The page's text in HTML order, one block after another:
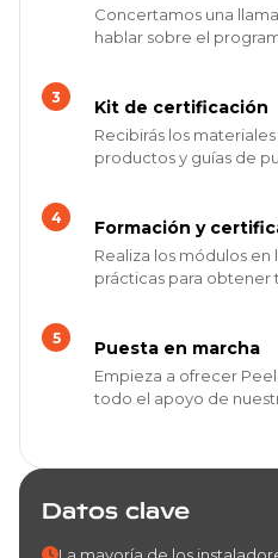
Concertamos una
hablar sobre el
Kit de certificación
Recibirás los
productos y guías de
Formación y
Realiza los módulos en
prácticas para obtener
Puesta en marcha
Empieza a ofrecer
todo el apoyo de
Datos clave